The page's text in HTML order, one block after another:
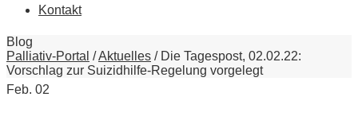
Kontakt
Blog
Palliativ-Portal /Aktuelles / Die Tagespost, 02.02.22:
Vorschlag zur Suizidhilfe-Regelung vorgelegt
Feb. 02